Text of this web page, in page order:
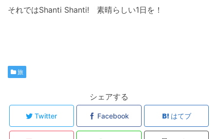
それではShanti Shanti! 素晴らしい1日を！
旅
シェアする
Twitter Facebook はてブ